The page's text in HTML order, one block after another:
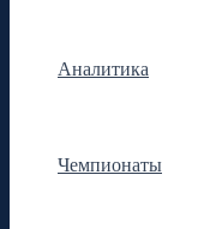
Аналитика
Чемпионаты